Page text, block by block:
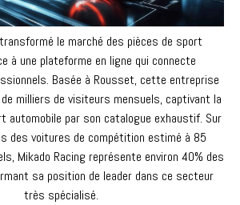
le marché des pièces de sport
à une plateforme en ligne qui connecte
Basée à Rousset, cette entreprise
milliers de visiteurs mensuels, captivant la
automobile par son catalogue exhaustif. Sur
des voitures de compétition estimé à 85
Mikado Racing représente environ 40% des
sa position de leader dans ce secteur
très spécialisé.